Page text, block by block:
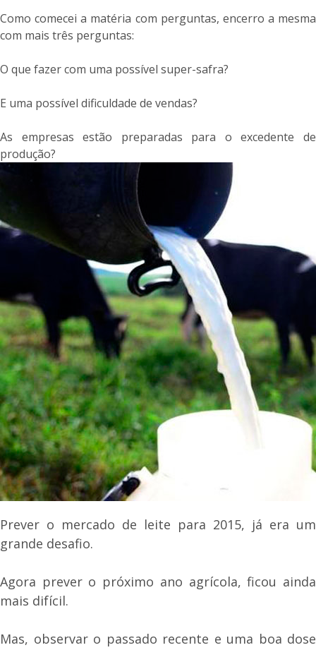
Como comecei a matéria com perguntas, encerro a mesma
com mais três perguntas:
O que fazer com uma possível super-safra?
E uma possível dificuldade de vendas?
As empresas estão preparadas para o excedente de
produção?
Prever o mercado de leite para 2015, já era um
grande desafio.
Agora prever o próximo ano agrícola, ficou ainda
mais difícil.
Mas, observar o passado recente e uma boa dose